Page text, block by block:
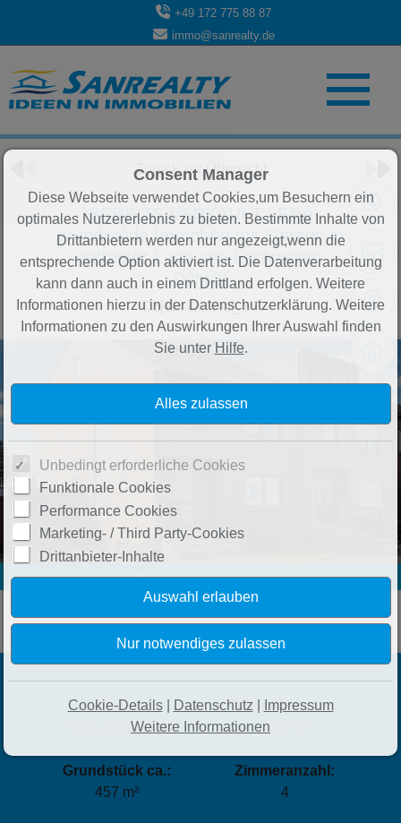
+49 172 775 88 87
immo@sanrealty.de
Zurück zur Übersicht
BEREITS VERKAUFT | Eine
grundsolide Immobilie mit Garage in
gefragter Lage von Eschweiler-
Dürwiß
Objekt-Nr.: Ref_67
Preis:
Preis auf Anfrage
Wohnfläche ca.:
120 m²
Grundstück ca.:
457 m²
Zimmeranzahl:
4
Consent Manager
Diese Webseite verwendet Cookies,um Besuchern ein
optimales Nutzererlebnis zu bieten. Bestimmte Inhalte von
Drittanbietern werden nur angezeigt,wenn die
entsprechende Option aktiviert ist. Die Datenverarbeitung
kann dann auch in einem Drittland erfolgen. Weitere
Informationen hierzu in der Datenschutzerklärung. Weitere
Informationen zu den Auswirkungen Ihrer Auswahl finden
Sie unter Hilfe.
Unbedingt erforderliche Cookies
Funktionale Cookies
Performance Cookies
Marketing- / Third Party-Cookies
Drittanbieter-Inhalte
Cookie-Details| Datenschutz
Impressum
Weitere Informationen